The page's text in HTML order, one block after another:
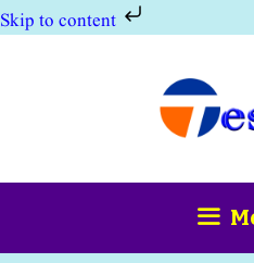
Skip to content